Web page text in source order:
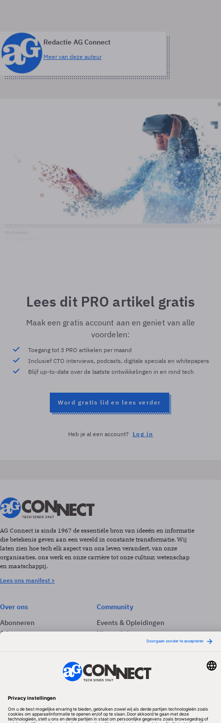
Redactie AG Connect
Meer van deze auteur
Lees dit PRO artikel gratis
Maak een gratis account aan en geniet van alle
voordelen:
Toegang tot 3 PRO artikelen per maand
Inclusief CTO interviews, podcasts, digitale specials en whitepapers
Blijf up-to-date over de laatste ontwikkelingen in en rond tech
Word gratis lid en lees verder
Heb je al een account? Log in
AG Connect is sinds 1967 de essentiële bron van ideeën en informatie
die betekenis geven aan een wereld in constante transformatie. Wij
laten zien hoe tech elk aspect van ons leven verandert, van onze
organisaties, ons werk en onze carrière tot onze cultuur, wetenschap
en maatschappij.
Lees ons manifest >
Over ons
Abonneren
Adverteren
Community
Events & Opleidingen
Nieuwsbrieven
Volg ons